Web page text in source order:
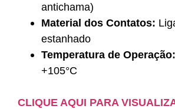
antichama)
Material dos Contatos:
estanhado
Temperatura de Operação:
+105°C
CLIQUE AQUI PARA